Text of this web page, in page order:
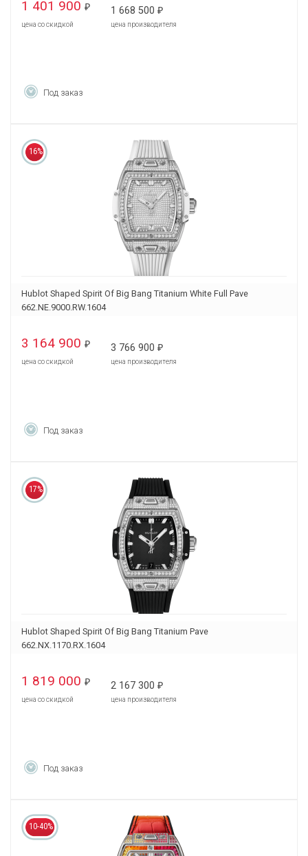
1 401 900 ₽
цена со скидкой
1 668 500 ₽
цена производителя
Под заказ
16%
Hublot Shaped Spirit Of Big Bang Titanium White Full Pave
662.NE.9000.RW.1604
3 164 900 ₽
цена со скидкой
3 766 900 ₽
цена производителя
Под заказ
17%
Hublot Shaped Spirit Of Big Bang Titanium Pave
662.NX.1170.RX.1604
1 819 000 ₽
цена со скидкой
2 167 300 ₽
цена производителя
Под заказ
10-40%